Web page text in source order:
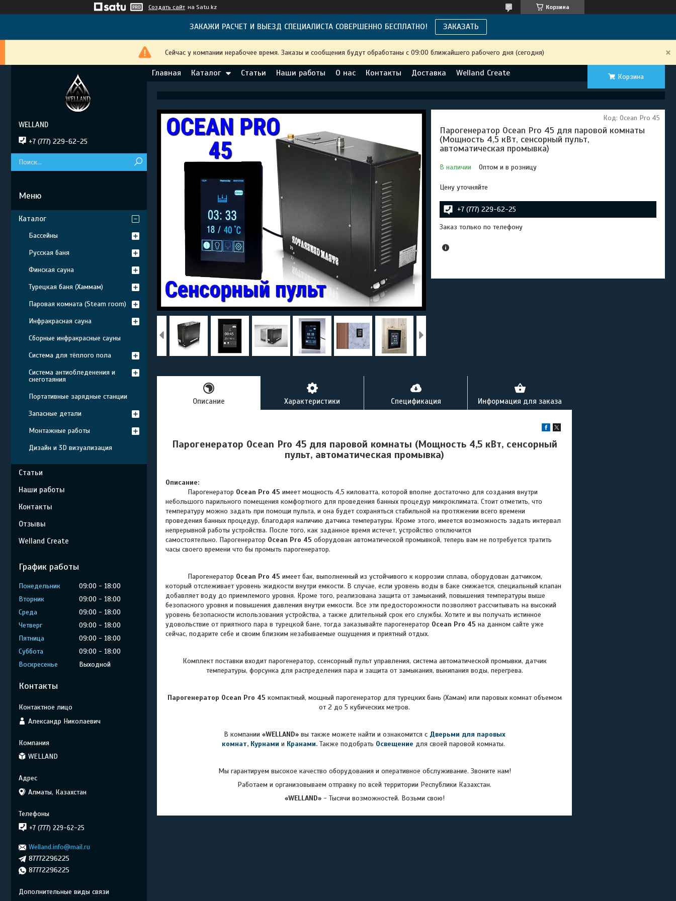
Создать сайт на Satu.kz Корзина
ЗАКАЖИ РАСЧЕТ И ВЫЕЗД СПЕЦИАЛИСТА СОВЕРШЕННО БЕСПЛАТНО! ЗАКАЗАТЬ
Сейчас у компании нерабочее время. Заказы и сообщения будут обработаны с 09:00 ближайшего рабочего дня (сегодня)
Главная Каталог Статьи Наши работы О нас Контакты Доставка Welland Create Корзина
Парогенератор Ocean Pro 45 для паровой комнаты
(Мощность 4,5 кВт, сенсорный пульт,
автоматическая промывка)
В наличии Оптом и в розницу
Код: Ocean Pro 45
Цену уточняйте
+7 (777) 229-62-25
Заказ только по телефону
Описание Характеристики Спецификация Информация для заказа
Парогенератор Ocean Pro 45 для паровой комнаты (Мощность 4,5 кВт, сенсорный
пульт, автоматическая промывка)
Описание:
Парогенератор Ocean Pro 45 имеет мощность 4,5 киловатта, которой вполне достаточно для создания внутри
небольшого парильного помещения комфортного для проведения банных процедур микроклимата. Стоит отметить, что
температуру можно задать при помощи пульта, и она будет сохраняться стабильной на протяжении всего времени
проведения банных процедур, благодаря наличию датчика температуры. Кроме этого, имеется возможность задать интервал
непрерывной работы устройства. После того, как заданное время истечет, устройство отключится
самостоятельно. Парогенератор Ocean Pro 45 оборудован автоматической промывкой, теперь вам не потребуется тратить
часы своего времени что бы промыть парогенератор.
Парогенератор Ocean Pro 45 имеет бак, выполненный из устойчивого к коррозии сплава, оборудован датчиком,
который отслеживает уровень жидкости внутри емкости. В случае, если уровень воды в баке снижается, специальный клапан
добавляет воду до приемлемого уровня. Кроме того, реализована защита от замыканий, повышения температуры выше
безопасного уровня и повышения давления внутри емкости. Все эти предосторожности позволяют рассчитывать на высокий
уровень безопасности использования устройства, а также длительный срок его службы. Хотите и вы получать истинное
удовольствие от приятного пара в турецкой бане, тогда заказывайте парогенератор Ocean Pro 45 на данном сайте уже
сейчас, подарите себе и своим близким незабываемые ощущения и приятный отдых.
Комплектпоставки входит парогенератор, cсенсорный пульт управления, система автоматической промывки, датчик
температуры, форсунка для распределения пара и защита от замыкания, выкипания воды, перегрева.
Парогенератор Ocean Pro 45 компактный, мощный парогенератор для турецких бань (Хамам) или паровых комнат объемом
от 2 до 5 кубических метров.
В компании «WELLAND» вы также можете найти и ознакомится с Дверьми для паровых
комнат, Курнами и Кранами. Также подобрать Освещение для своей паровой комнаты.
Мы гарантируем высокое качество оборудования и оперативное обслуживание. Звоните нам!
Работаем и организовываем отправку по всей территории Республики Казахстан.
«WELLAND»- Тысячи возможностей. Возьми свою!
WELLAND
+7 (777) 229-62-25
Каталог
Бассейны
Русская баня
Финская сауна
Турецкая баня (Хаммам)
Паровая комната (Steam room)
Инфракрасная сауна
Сборные инфракрасные сауны
Система для тёплого пола
Система антиобледенения и
снеготаяния
Портативные зарядные станции
Запасные детали
Монтажные работы
Дизайн и 3D визуализация
Статьи
Наши работы
Контакты
Отзывы
Welland Create
График работы
Понедельник 09:00
18:00
Вторник
09:00
18:00
Среда
09:00
18:00
Четверг
09:00
18:00
Пятница
09:00
18:00
Суббота
09:00
18:00
Воскресенье
Выходной
Контакты
Александр Николаевич
WELLAND
Алматы, Казахстан
+7 (777) 229-62-25
Welland.info@mail.ru
87772296225
87772296225